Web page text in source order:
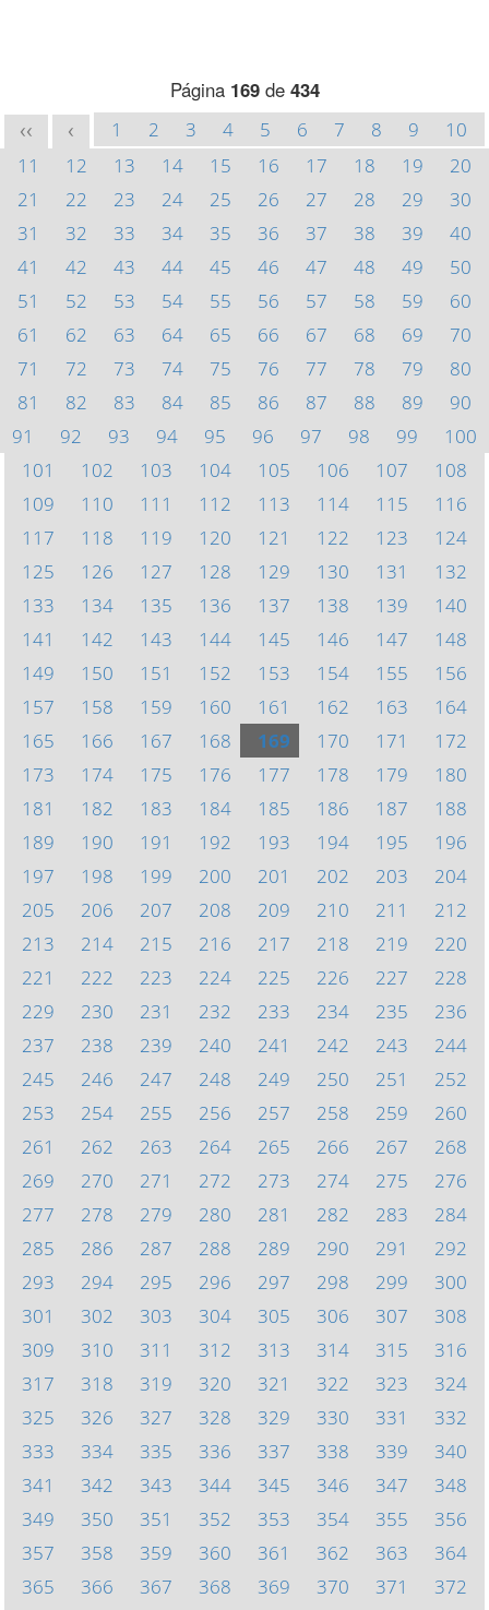
Página 169de 434
<< < 1 2 3 4 5 6 7 8 9
10
11
12 13 14 15 16 17 18 19
20
21
22 23 24 25 26 27 28 29
30
31
32 33 34 35 36 37 38 39
40
41
42 43 44 45 46 47 48 49
50
51
52 53 54 55 56 57 58 59
60
61
62 63 64 65 66 67 68 69
70
71
72 73 74 75 76 77 78 79
80
81
82 83 84 85 86 87 88 89
90
91
92 93 94 95 96 97 98 99
100
101
102 103 104 105 106 107
108
109
110 111 112 113 114 115
116
117
118 119 120 121 122 123
124
125
126 127 128 129 130 131
132
133
134 135 136 137 138 139
140
141
142 143 144 145 146 147
148
149
150 151 152 153 154 155
156
157
158 159 160 161 162 163
164
165
166 167 168 169 170 171
172
173
174 175 176 177 178 179
180
181
182 183 184 185 186 187
188
189
190 191 192 193 194 195
196
197
198 199 200 201 202 203
204
205
206 207 208 209 210 211
212
213
214 215 216 217 218 219
220
221
222 223 224 225 226 227
228
229
230 231 232 233 234 235
236
237
238 239 240 241 242 243
244
245
246 247 248 249 250 251
252
253
254 255 256 257 258 259
260
261
262 263 264 265 266 267
268
269
270 271 272 273 274 275
276
277
278 279 280 281 282 283
284
285
286 287 288 289 290 291
292
293
294 295 296 297 298 299
300
301
302 303 304 305 306 307
308
309
310 311 312 313 314 315
316
317
318 319 320 321 322 323
324
325
326 327 328 329 330 331
332
333
334 335 336 337 338 339
340
341
342 343 344 345 346 347
348
349
350 351 352 353 354 355
356
357
358 359 360 361 362 363
364
365
366 367 368 369 370 371
372